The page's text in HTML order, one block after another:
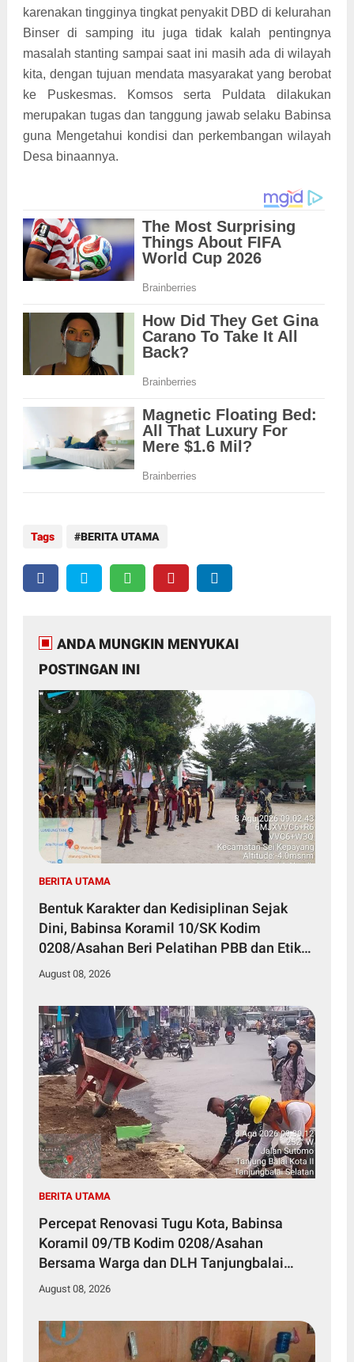
karenakan tingginya tingkat penyakit DBD di kelurahan
Binser di samping itu juga tidak kalah pentingnya
masalah stanting sampai saat ini masih ada di wilayah
kita, dengan tujuan mendata masyarakat yang berobat
ke Puskesmas. Komsos serta Puldata dilakukan
merupakan tugas dan tanggung jawab selaku Babinsa
guna Mengetahui kondisi dan perkembangan wilayah
Desa binaannya.
Tags BERITA UTAMA
ANDA MUNGKIN MENYUKAI
POSTINGAN INI
BERITA UTAMA
Bentuk Karakter dan Kedisiplinan Sejak
Dini, Babinsa Koramil 10/SK Kodim
0208/Asahan Beri Pelatihan PBB dan Etika
Bagi Siswa MIN 7 Pertahanan
August 08, 2026
BERITA UTAMA
Percepat Renovasi Tugu Kota, Babinsa
Koramil 09/TB Kodim 0208/Asahan
Bersama Warga dan DLH Tanjungbalai
Gelar Gotong Royong
August 08, 2026